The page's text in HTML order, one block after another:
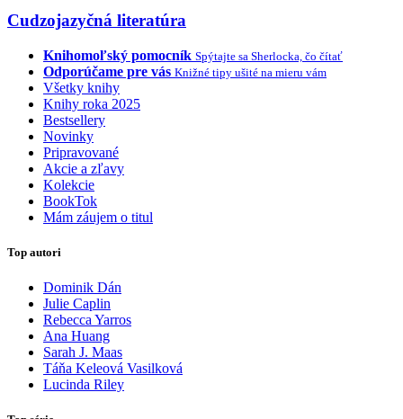
Cudzojazyčná literatúra
Knihomoľský pomocník Spýtajte sa Sherlocka, čo čítať
Odporúčame pre vás Knižné tipy ušité na mieru vám
Všetky knihy
Knihy roka 2025
Bestsellery
Novinky
Pripravované
Akcie a zľavy
Kolekcie
BookTok
Mám záujem o titul
Top autori
Dominik Dán
Julie Caplin
Rebecca Yarros
Ana Huang
Sarah J. Maas
Táňa Keleová Vasilková
Lucinda Riley